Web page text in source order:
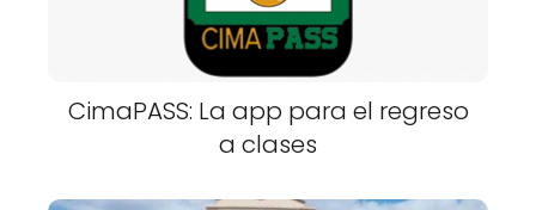
CimaPASS: La app para el regreso
a clases